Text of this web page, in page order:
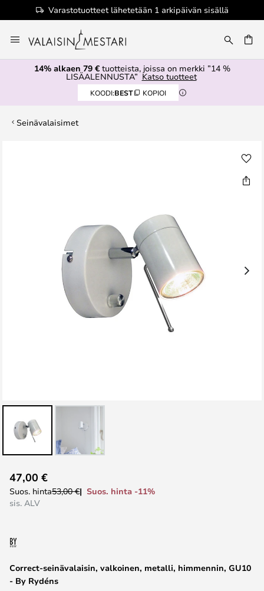
Varastotuotteet lähetetään 1 arkipäivän sisällä
to
Content
14% alkaen 79 €tuotteista, joissa on merkki ”14 %
LISÄALENNUSTA” Katso tuotteet
KOODI:BEST KOPIOI
Seinävalaisimet
to
the
the
gallery
Correct-seinävalaisin, valkoinen, metalli, himmennin, GU10
- By Rydéns
47,00 €
Suos. hinta53,00 €
Suos. hinta -11%
sis. ALV